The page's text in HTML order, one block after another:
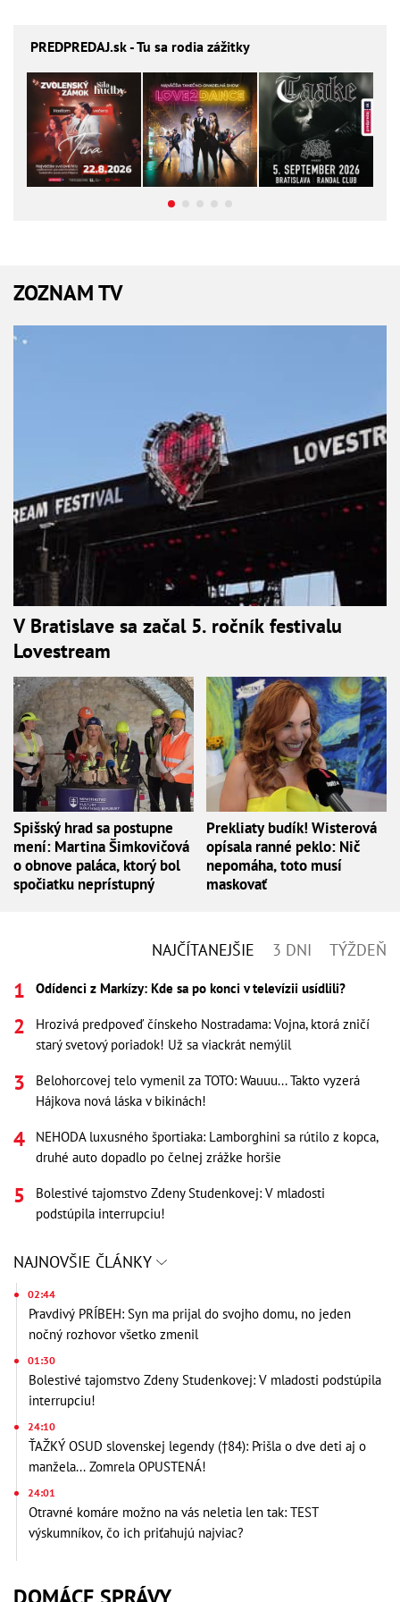
PREDPREDAJ.sk - Tu sa rodia zážitky
ZOZNAM TV
V Bratislave sa začal 5. ročník festivalu
Lovestream
Spišský hrad sa postupne
mení: Martina Šimkovičová
o obnove paláca, ktorý bol
spočiatku neprístupný
Prekliaty budík! Wisterová
opísala ranné peklo: Nič
nepomáha, toto musí
maskovať
NAJČÍTANEJŠIE 3 DNI TÝŽDEŇ
Odídenci z Markízy: Kde sa po konci v televízii usídlili?
Hrozivá predpoveď čínskeho Nostradama: Vojna, ktorá zničí
starý svetový poriadok! Už sa viackrát nemýlil
Belohorcovej telo vymenil za TOTO: Wauuu... Takto vyzerá
Hájkova nová láska v bikinách!
NEHODA luxusného športiaka: Lamborghini sa rútilo z kopca,
druhé auto dopadlo po čelnej zrážke horšie
Bolestivé tajomstvo Zdeny Studenkovej: V mladosti
podstúpila interrupciu!
NAJNOVŠIE ČLÁNKY
02:44
Pravdivý PRÍBEH: Syn ma prijal do svojho domu, no jeden
nočný rozhovor všetko zmenil
01:30
Bolestivé tajomstvo Zdeny Studenkovej: V mladosti podstúpila
interrupciu!
24:10
ŤAŽKÝ OSUD slovenskej legendy (†84): Prišla o dve deti aj o
manžela... Zomrela OPUSTENÁ!
24:01
Otravné komáre možno na vás neletia len tak: TEST
výskumníkov, čo ich priťahujú najviac?